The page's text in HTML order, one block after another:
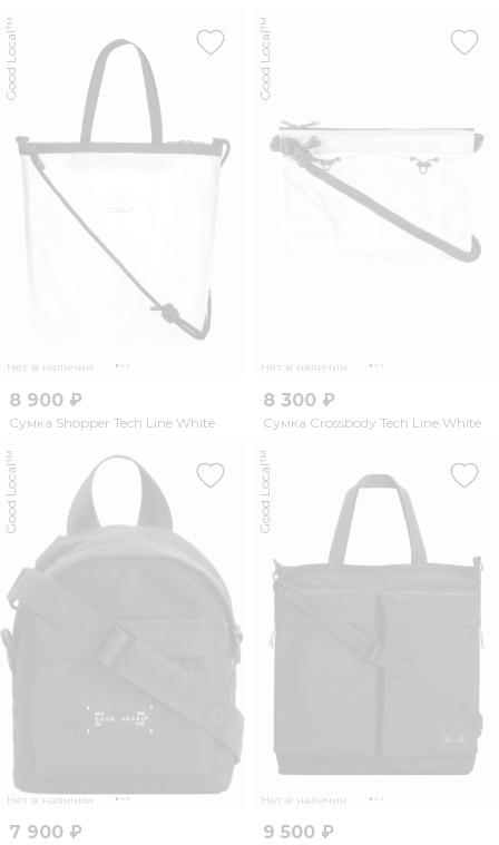
Нет в наличии
Good Local™
8 900 ₽
Сумка Shopper Tech Line White
Нет в наличии
Good Local™
8 300 ₽
Сумка Crossbody Tech Line White
Нет в наличии
Good Local™
7 900 ₽
Нет в наличии
Good Local™
9 500 ₽